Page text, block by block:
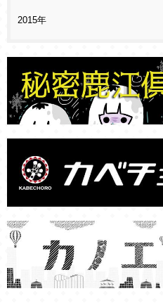
2015年